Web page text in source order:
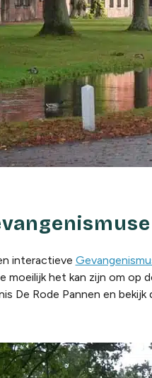
interactieve
moeilijk het kan zijn om op
De Rode Pannen en